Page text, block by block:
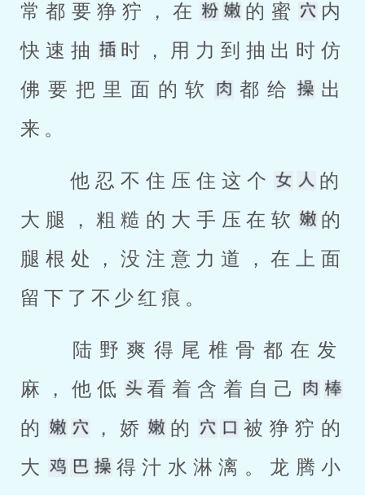
常都要狰狞，在
的蜜
内
快速抽
时，用力到抽出时仿
佛要把里面的软
都给
出
来。
他忍不住压住这个
的
大腿，粗糙的大手压在软
的
腿根处，没注意力道，在上面
留下了不少红痕。
麻，他低
看着含着自己
的
，娇 的
被狰狞的
大
得汁水淋漓。龙腾小